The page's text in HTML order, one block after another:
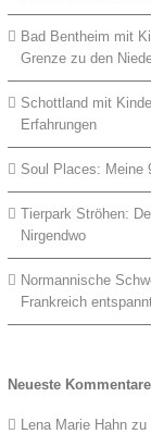
Bad Bentheim mit
Grenze zu den
Schottland mit
Erfahrungen
Soul Places: Meine
Tierpark Ströhen:
Nirgendwo
Normannische
Frankreich
Neueste Kommentare
Lena Marie Hahn zu